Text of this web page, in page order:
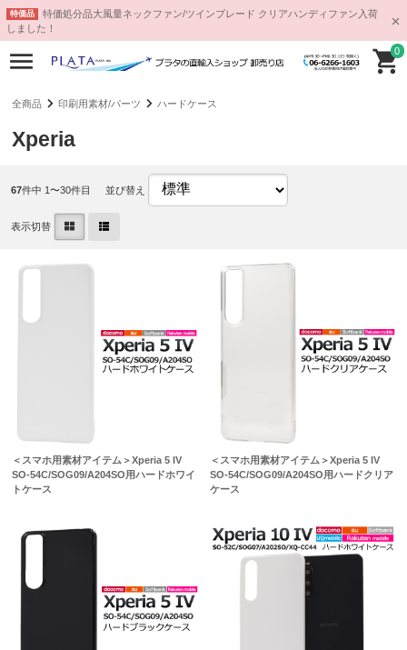
特価品
特価処分品大風量ネックファン/ツインブレード クリアハンディファン入荷
しました！
0
全商品 印刷用素材/パーツ ハードケース
Xperia
67件中 1〜30件目 並び替え
表示切替
＜スマホ用素材アイテム＞Xperia 5 IV
SO-54C/SOG09/A204SO用ハードホワイ
トケース
＜スマホ用素材アイテム＞Xperia 5 IV
SO-54C/SOG09/A204SO用ハードクリア
ケース